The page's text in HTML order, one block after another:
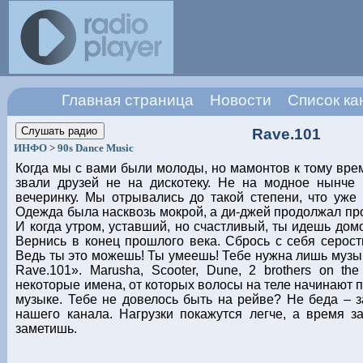
Главная страница Новости
Список
Rave.101
ИНФО >90s Dance Music
Когда мы с вами были молоды, но мамонтов к тому
звали друзей не на дискотеку. Не на модное
вечеринку. Мы отрывались до такой степени, что
Одежда была насквозь мокрой, а ди-джей продолжал
И когда утром, уставший, но счастливый, ты идешь
Вернись в конец прошлого века. Сбрось с себя
Ведь ты это можешь! Ты умеешь! Тебе нужна лишь
Rave.101». Marusha, Scooter, Dune, 2 brothers on
некоторые имена, от которых волосы на теле начинают
музыке. Тебе не довелось быть на рейве? Не беда –
нашего канала. Нагрузки покажутся легче, а время
заметишь.